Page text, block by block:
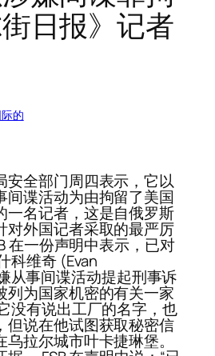
日报》记者
的
安全部门周四表示，它以
间谍活动为由拘留了美国
一名记者，这是自俄罗斯
对外国记者采取的最严厉
在一份声明中表示，已对
科维奇 (Evan
从事间谍活动提起刑事诉
列为国家机密的有关一家
没有说出工厂的名字，也
但说在他试图获取秘密信
拉尔城市叶卡捷琳堡。